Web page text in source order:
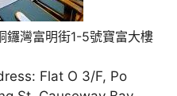
鑼灣富明街1-5號寶富大樓
Flat O 3/F, Po